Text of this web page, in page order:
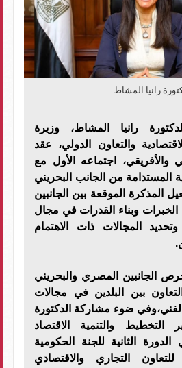
رانيا المشاط
رانيا المشاط، وزيرة
والتعاون الدولي، عقد
والأفريقي، اجتماعه الأول مع
المستدامة من الجانب البحريني
المذكرة الموقعة بين الجانبين
الخبرات وبناء القدرات في مجال
وتحديد المجالات ذات الاهتمام
الجانبين المصري والبحريني
بين البلدين في مجالات
ضوء مشاركة الدكتورة
التخطيط والتنمية الاقتصاد
الثانية للجنة الحكومية
للتعاون التجاري والاقتصادي